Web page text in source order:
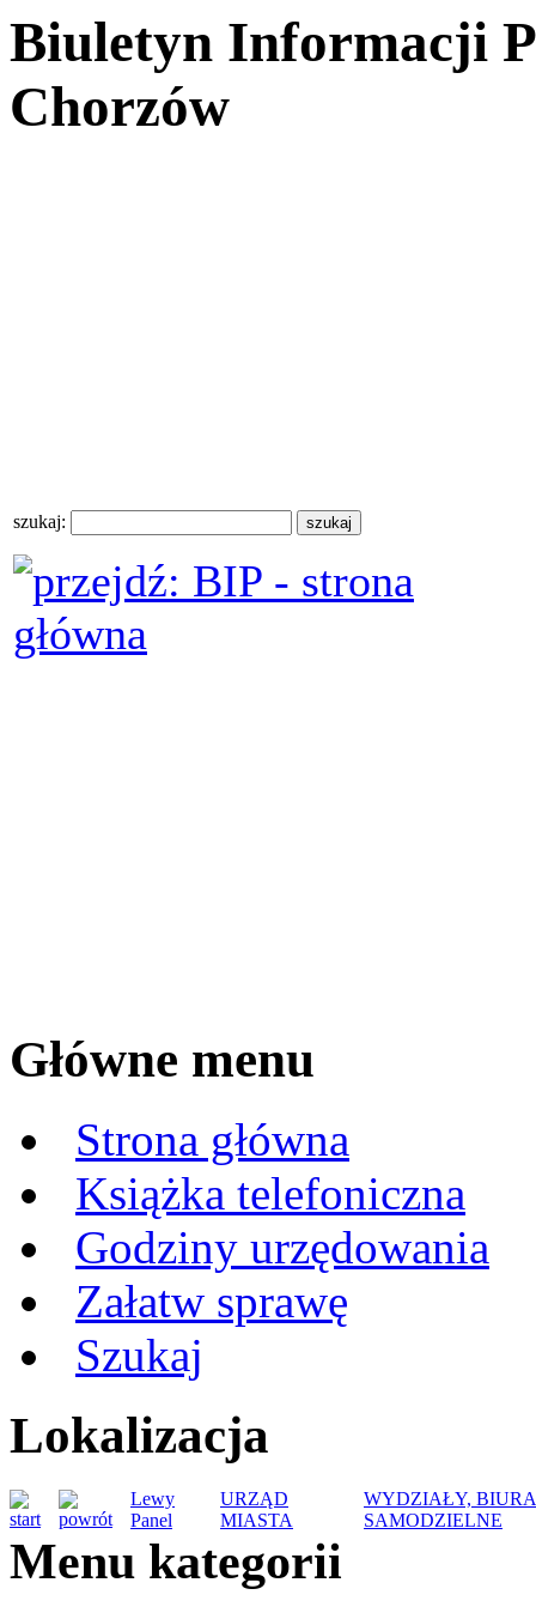
Biuletyn Informacji
Chorzów
szukaj:
Główne menu
Strona główna
Książka telefoniczna
Godziny urzędowania
Załatw sprawę
Szukaj
Lokalizacja
Lewy
Panel
URZĄD
MIASTA
WYDZIAŁY,
SAMODZIELNE
Menu kategorii